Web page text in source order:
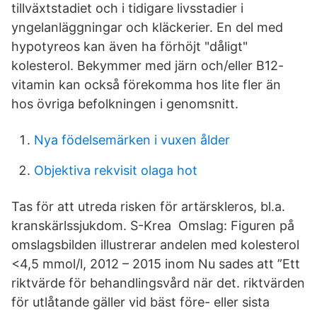
tillväxtstadiet och i tidigare livsstadier i
yngelanläggningar och kläckerier. En del med
hypotyreos kan även ha förhöjt "dåligt"
kolesterol. Bekymmer med järn och/eller B12-
vitamin kan också förekomma hos lite fler än
hos övriga befolkningen i genomsnitt.
Nya födelsemärken i vuxen ålder
Objektiva rekvisit olaga hot
Tas för att utreda risken för artärskleros, bl.a.
kranskärlssjukdom. S-Krea Omslag: Figuren på
omslagsbilden illustrerar andelen med kolesterol
<4,5 mmol/l, 2012 – 2015 inom Nu sades att ”Ett
riktvärde för behandlingsvård när det. riktvärden
för utlåtande gäller vid bäst före- eller sista